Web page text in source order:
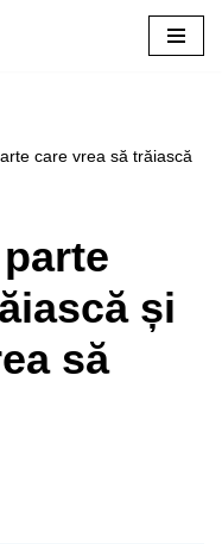
care vrea să trăiască
și
să